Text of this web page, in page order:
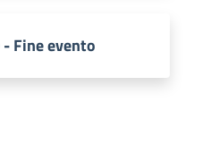
Fine evento